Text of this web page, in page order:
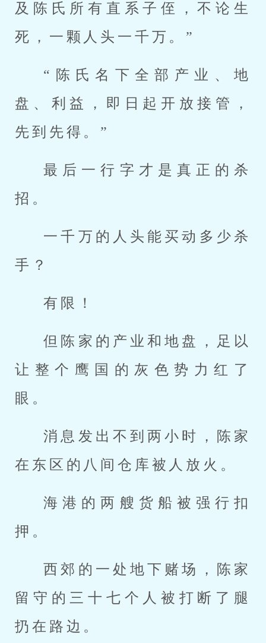
及陈氏所有直系子侄，不论生
死，一颗人头一千万。”
“陈氏名下全部产业、地
盘、利益，即日起开放接管，
先到先得。”
最后一行字才是真正的杀
招。
一千万的人头能买动多少杀
手？
有限！
但陈家的产业和地盘，足以
让整个鹰国的灰色势力红了
眼。
消息发出不到两小时，陈家
在东区的八间仓库被人放火。
海港的两艘货船被强行扣
押。
西郊的一处地下赌场，陈家
留守的三十七个人被打断了腿
扔在路边。